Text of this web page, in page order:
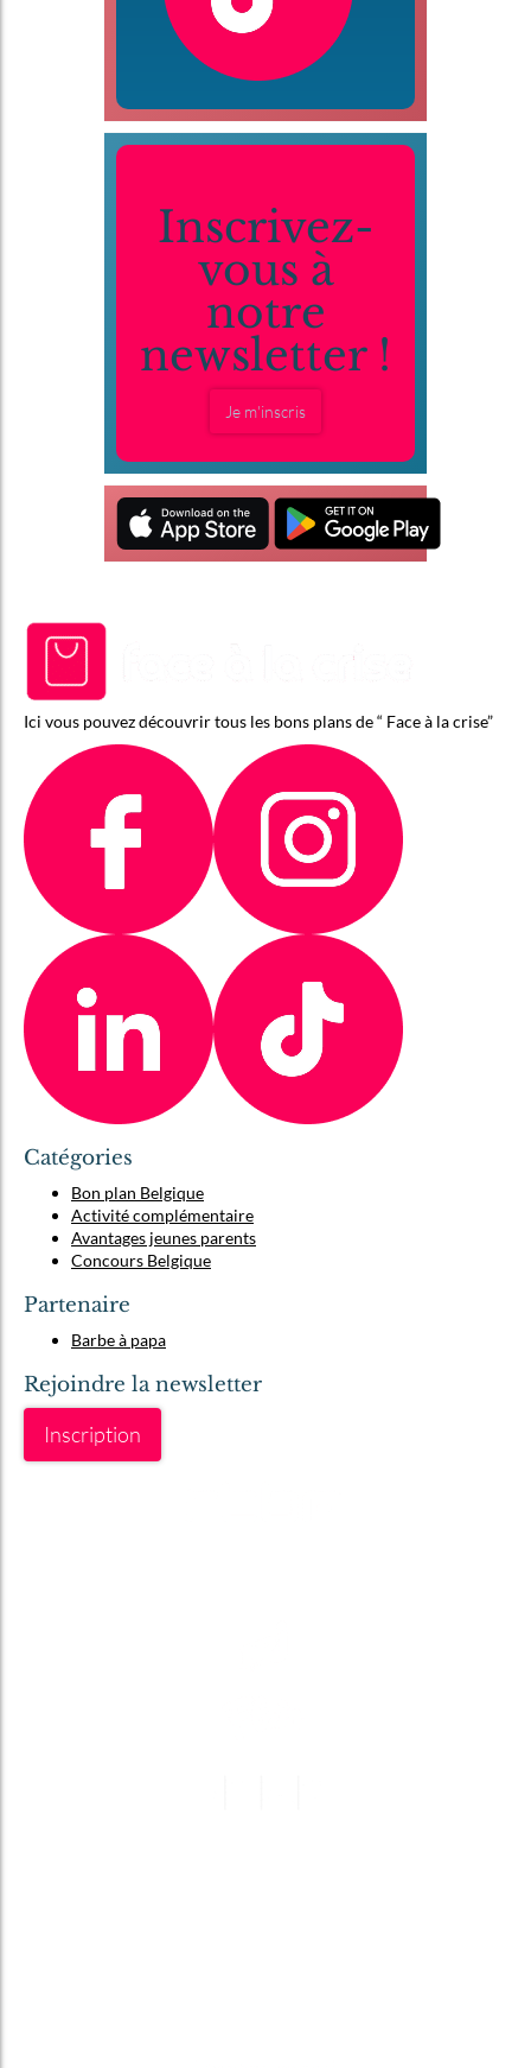
Inscrivez-
vous à
notre
newsletter !
Je m'inscris
Ici vous pouvez découvrir tous les bons plans de “ Face à la crise”
Catégories
Bon plan Belgique
Activité complémentaire
Avantages jeunes parents
Concours Belgique
Partenaire
Barbe à papa
Rejoindre la newsletter
Inscription